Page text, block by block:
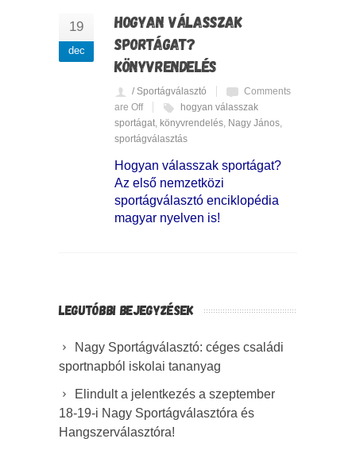
19
dec
HOGYAN VÁLASSZAK
SPORTÁGAT?
KÖNYVRENDELÉS
/ Sportágválasztó
Comments
are Off
hogyan válasszak
sportágat, könyvrendelés, Nagy János,
sportágválasztás
Hogyan válasszak sportágat?
Az első nemzetközi
sportágválasztó enciklopédia
magyar nyelven is!
LEGUTÓBBI BEJEGYZÉSEK
Nagy Sportágválasztó: céges családi
sportnapból iskolai tananyag
Elindult a jelentkezés a szeptember
18-19-i Nagy Sportágválasztóra és
Hangszerválasztóra!